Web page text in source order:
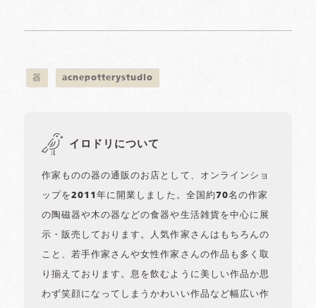
器 acnepotterystudio
イロドリについて
作家ものの器の通販のお店として、オンラインショ
ップを2011年に開業しました。全国約70名の作家
の陶磁器や木の器などの食器や生活雑貨を中心に展
示・販売しております。人気作家さんはもちろんの
こと、若手作家さんや女性作家さんの作品も多く取
り揃えております。息を飲むように美しい作品か思
わず笑顔になってしまうかわいい作品など幅広い作